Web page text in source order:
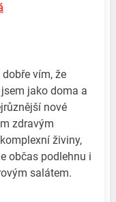
vím, že
jako doma a
nové
zdravým
živiny,
občas podlehnu i
salátem.